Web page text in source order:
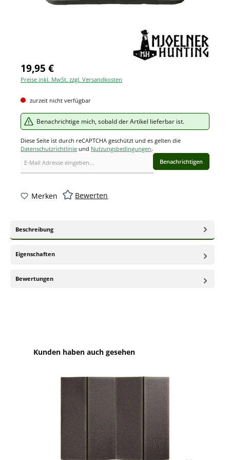
19,95 €
Preise inkl. MwSt. zzgl. Versandkosten
zurzeit nicht verfügbar
Benachrichtige mich, sobald der Artikel lieferbar ist.
Diese Seite ist durch reCAPTCHA geschützt und es gelten die
Datenschutzrichtlinie und Nutzungsbedingungen.
Benachrichtigen
Merken Bewerten
Beschreibung
Eigenschaften
Bewertungen
Produktgalerie überspringen
Kunden haben auch gesehen